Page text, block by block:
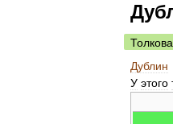
Дублин
У этого